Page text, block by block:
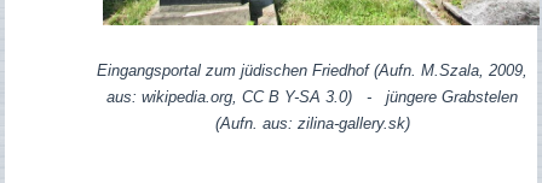
Eingangsportal zum jüdischen Friedhof (Aufn. M.Szala, 2009,
aus: wikipedia.org, CC B Y-SA 3.0) - jüngere Grabstelen
(Aufn. aus: zilina-gallery.sk)